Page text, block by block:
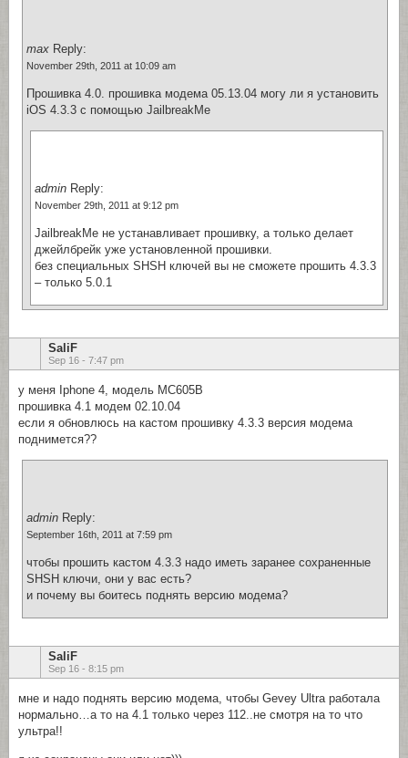
max Reply:
November 29th, 2011 at 10:09 am
Прошивка 4.0. прошивка модема 05.13.04 могу ли я установить
iOS 4.3.3 с помощью JailbreakMe
admin Reply:
November 29th, 2011 at 9:12 pm
JailbreakMe не устанавливает прошивку, а только делает
джейлбрейк уже установленной прошивки.
без специальных SHSH ключей вы не сможете прошить 4.3.3
– только 5.0.1
SaliF
Sep 16 - 7:47 pm
у меня Iphone 4, модель МС605В
прошивка 4.1 модем 02.10.04
если я обновлюсь на кастом прошивку 4.3.3 версия модема
поднимется??
admin Reply:
September 16th, 2011 at 7:59 pm
чтобы прошить кастом 4.3.3 надо иметь заранее сохраненные
SHSH ключи, они у вас есть?
и почему вы боитесь поднять версию модема?
SaliF
Sep 16 - 8:15 pm
мне и надо поднять версию модема, чтобы Gevey Ultra работала
нормально…а то на 4.1 только через 112..не смотря на то что
ультра!!